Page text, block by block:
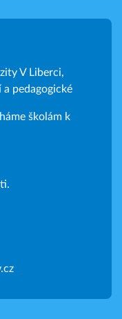
V Liberci,
pedagogické
školám k